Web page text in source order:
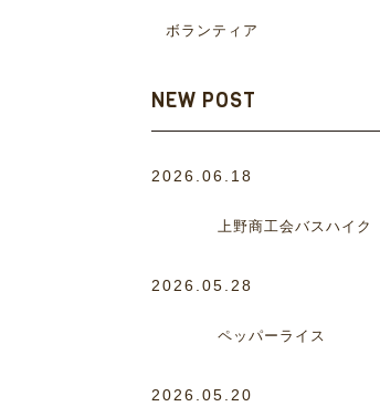
ボランティア
NEW POST
2026.06.18
上野商工会バスハイク
2026.05.28
ペッパーライス
2026.05.20